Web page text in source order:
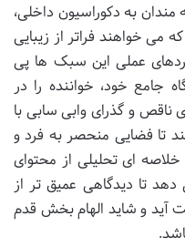
به دکوراسیون داخلی،
می خواهند فراتر از زیبایی
عملی این سبک ها پی
جامع خود، خواننده را در
ناقص و گذرای وابی سابی با
تا فضایی منحصر به فرد و
خلاصه ای تحلیلی از محتوای
دهد تا دیدگاهی عمیق تر از
و شاید الهام بخش قدم